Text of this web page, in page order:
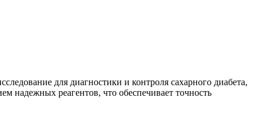
для диагностики и контроля сахарного диабета,
надежных реагентов, что обеспечивает точность